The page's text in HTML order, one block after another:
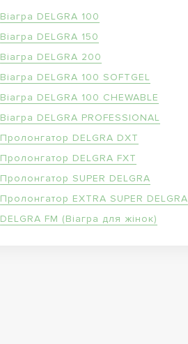
Віагра DELGRA 100
Віагра DELGRA 150
Віагра DELGRA 200
Віагра DELGRA 100 SOFTGEL
Віагра DELGRA 100 CHEWABLE
Віагра DELGRA PROFESSIONAL
Пролонгатор DELGRA DXT
Пролонгатор DELGRA FXT
Пролонгатор SUPER DELGRA
Пролонгатор EXTRA SUPER DELGRA
DELGRA FM (Віагра для жінок)